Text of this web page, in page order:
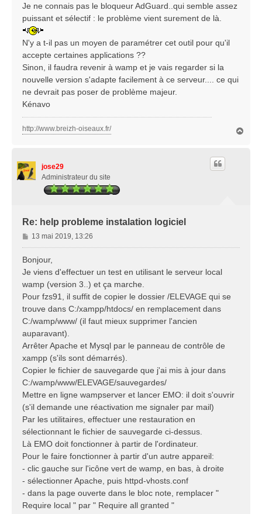
Je ne connais pas le bloqueur AdGuard..qui semble assez
puissant et sélectif : le problème vient surement de là.
N'y a t-il pas un moyen de paramétrer cet outil pour qu'il
accepte certaines applications ??
Sinon, il faudra revenir à wamp et je vais regarder si la
nouvelle version s'adapte facilement à ce serveur.... ce qui
ne devrait pas poser de problème majeur.
Kénavo
http://www.breizh-oiseaux.fr/
jose29
Administrateur du site
Re: help probleme instalation logiciel
M
e
a
g
e
13 mai 2019, 13:26
Bonjour,
Je viens d'effectuer un test en utilisant le serveur local
wamp (version 3..) et ça marche.
Pour fzs91, il suffit de copier le dossier /ELEVAGE qui se
trouve dans C:/xampp/htdocs/ en remplacement dans
C:/wamp/www/ (il faut mieux supprimer l'ancien
auparavant).
Arrêter Apache et Mysql par le panneau de contrôle de
xampp (s'ils sont démarrés).
Copier le fichier de sauvegarde que j'ai mis à jour dans
C:/wamp/www/ELEVAGE/sauvegardes/
Mettre en ligne wampserver et lancer EMO: il doit s'ouvrir
(s'il demande une réactivation me signaler par mail)
Par les utilitaires, effectuer une restauration en
sélectionnant le fichier de sauvegarde ci-dessus.
Là EMO doit fonctionner à partir de l'ordinateur.
Pour le faire fonctionner à partir d'un autre appareil:
- clic gauche sur l'icône vert de wamp, en bas, à droite
- sélectionner Apache, puis httpd-vhosts.conf
- dans la page ouverte dans le bloc note, remplacer "
Require local " par " Require all granted "